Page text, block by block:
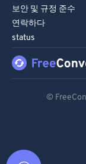
보안 및 규정 준수
연락하다
status
©